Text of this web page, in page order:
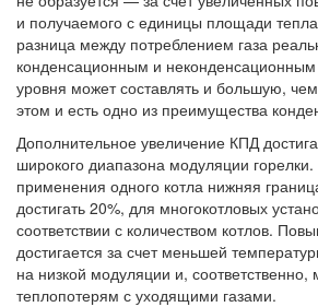
и получаемого с единицы площади
разница между потреблением газа
конденсационным и неконденсационным
уровня может составлять и большую,
этом и есть одно из преимущества
Дополнительное увеличение КПД
широкого диапазона модуляции
применения одного котла нижняя
достигать 20%, для многокотловых
соответствии с количеством котлов.
достигается за счет меньшей
на низкой модуляции и,
теплопотерям с уходящими газами.